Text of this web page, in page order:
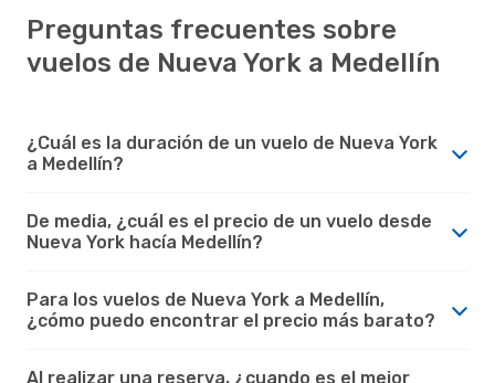
Preguntas frecuentes sobre
vuelos de Nueva York a Medellín
¿Cuál es la duración de un vuelo de Nueva York
a Medellín?
De media, ¿cuál es el precio de un vuelo desde
Nueva York hacía Medellín?
Para los vuelos de Nueva York a Medellín,
¿cómo puedo encontrar el precio más barato?
Al realizar una reserva, ¿cuando es el mejor